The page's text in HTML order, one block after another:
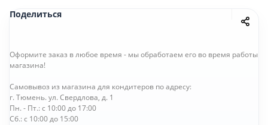
Поделиться
Оформите заказ в любое время - мы обработаем его во время работы
магазина!
Самовывоз из магазина для кондитеров по адресу:
г. Тюмень. ул. Свердлова, д. 1
Пн. - Пт.: с 10:00 до 17:00
Сб.: с 10:00 до 15:00